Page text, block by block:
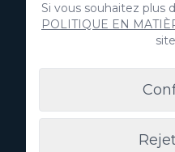
Salobre
Si vous souhaitez plus
POLITIQUE EN